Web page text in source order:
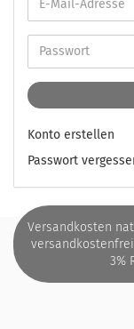
Konto erstellen
Passwort
Versandkosten
3%